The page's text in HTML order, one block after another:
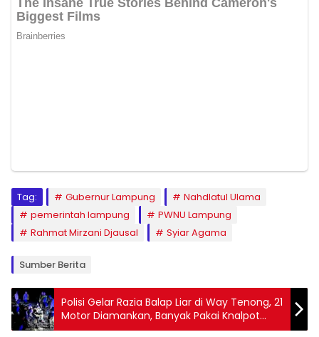
Tag: Gubernur Lampung
Nahdlatul Ulama
pemerintah lampung
PWNU Lampung
Rahmat Mirzani Djausal
Syiar Agama
Sumber Berita
Polisi Gelar Razia Balap Liar di Way Tenong, 21
Motor Diamankan, Banyak Pakai Knalpot
Bronk